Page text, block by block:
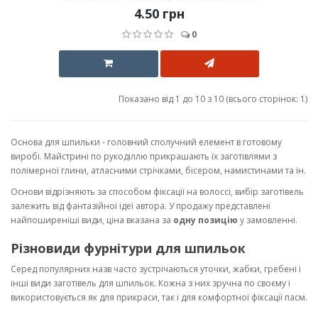
4.50 грн
0
Показано від 1 до 10 з 10 (всього сторінок: 1)
Основа для шпильки - головний сполучний елемент в готовому
виробі. Майстрині по рукоділлю прикрашають їх заготівлями з
полімерної глини, атласними стрічками, бісером, намистинами та ін.
Основи відрізняють за способом фіксації на волоссі, вибір заготівель
залежить від фантазійної ідеї автора. У продажу представлені
найпоширеніші види, ціна вказана за одну позицію у замовленні.
Різновиди фурнітури для шпильок
Серед популярних назв часто зустрічаються уточки, жабки, гребені і
інші види заготівель для шпильок. Кожна з них зручна по своєму і
використовується як для прикраси, так і для комфортної фіксації пасм.